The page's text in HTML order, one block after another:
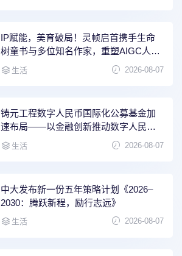
IP赋能，美育破局！灵帧启首携手生命
树童书与多位知名作家，重塑AIGC人才
成长新通路
生活 2026-08-07
铸元工程数字人民币国际化公募基金加
速布局——以金融创新推动数字人民币
普及
生活 2026-08-07
中大发布新一份五年策略计划《2026‒
2030：腾跃新程，励行志远》
生活 2026-08-07